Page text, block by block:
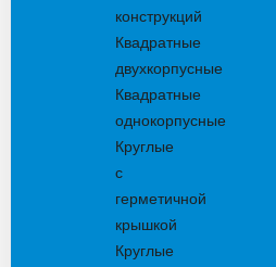
конструкций
Квадратные
двухкорпусные
Квадратные
однокорпусные
Круглые
с
герметичной
крышкой
Круглые